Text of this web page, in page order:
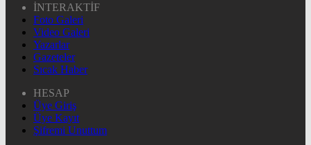
İNTERAKTİF
Foto Galeri
Video Galeri
Yazarlar
Gazeteler
Sıcak Haber
HESAP
Üye Giriş
Üye Kayıt
Şifremi Unuttum